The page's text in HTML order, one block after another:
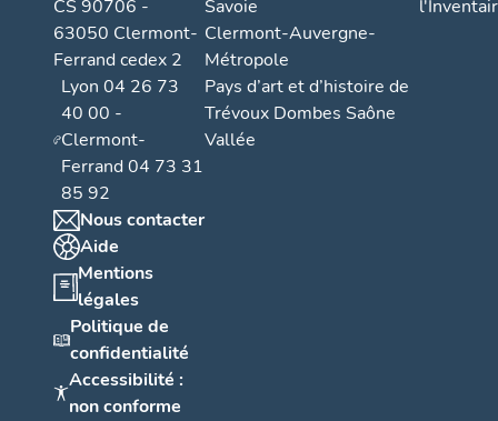
CS 90706 -
63050 Clermont-
Ferrand cedex 2
Lyon 04 26 73
40 00 -
Clermont-
Ferrand 04 73 31
85 92
Nous contacter
Aide
Mentions
légales
Politique de
confidentialité
Accessibilité :
non conforme
Savoie
Clermont-Auvergne-
Métropole
Pays d’art et d’histoire de
Trévoux Dombes Saône
Vallée